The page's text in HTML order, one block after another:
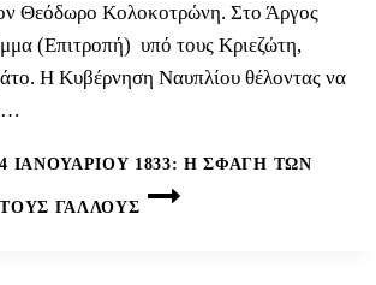
Θεόδωρο Κολοκοτρώνη. Στο Άργος
(Επιτροπή) υπό τους Κριεζώτη,
Η Κυβέρνηση Ναυπλίου θέλοντας να
ΙΑΝΟΥΑΡΊΟΥ 1833: Η ΣΦΑΓΉ ΤΩΝ
ΓΆΛΛΟΥΣ